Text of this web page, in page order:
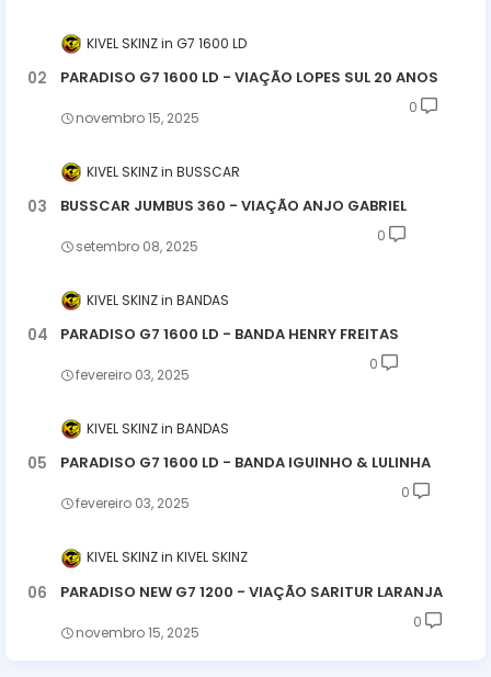
KIVEL SKINZ G7 1600 LD
PARADISO G7 1600 LD - VIAÇÃO LOPES SUL 20 ANOS
novembro 15, 2025
0
KIVEL SKINZ BUSSCAR
BUSSCAR JUMBUS 360 - VIAÇÃO ANJO GABRIEL
setembro 08, 2025
0
KIVEL SKINZ BANDAS
PARADISO G7 1600 LD - BANDA HENRY FREITAS
fevereiro 03, 2025
0
KIVEL SKINZ BANDAS
PARADISO G7 1600 LD - BANDA IGUINHO & LULINHA
fevereiro 03, 2025
0
KIVEL SKINZ KIVEL SKINZ
PARADISO NEW G7 1200 - VIAÇÃO SARITUR LARANJA
novembro 15, 2025
0